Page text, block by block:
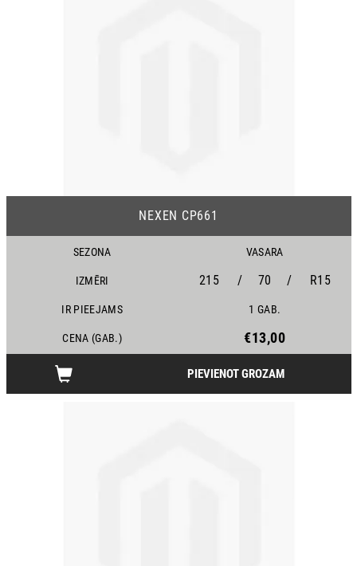
NEXEN CP661
SEZONA VASARA
IZMĒRI 215 / 70 / R15
IR PIEEJAMS 1 GAB.
CENA (GAB.) €13,00
PIEVIENOT GROZAM